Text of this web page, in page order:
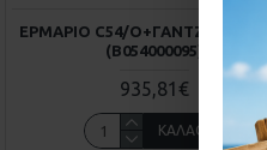
ΕΡΜΆΡΙΟ C54/O+ΓΆΝΤΖΟΙ ΓΚ
(Β054000095)
935,81€
ΚΑΛΆΘΙ